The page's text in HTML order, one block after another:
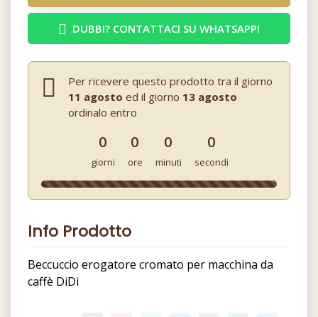
DUBBI? CONTATTACI SU WHATSAPP!
Per ricevere questo prodotto tra il giorno
11 agosto ed il giorno 13 agosto
ordinalo entro
0
giorni
0
ore
0
minuti
0
secondi
Info Prodotto
Beccuccio erogatore cromato per macchina da
caffè DiDi